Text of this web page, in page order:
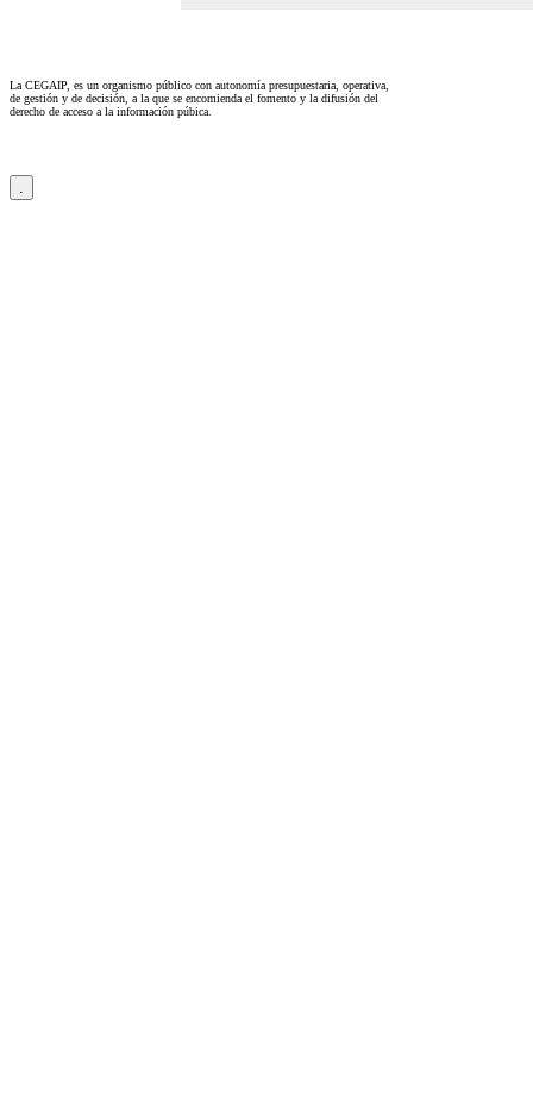
La CEGAIP, es un organismo público con autonomía presupuestaria, operativa,
de gestión y de decisión, a la que se encomienda el fomento y la difusión del
derecho de acceso a la información púbica.